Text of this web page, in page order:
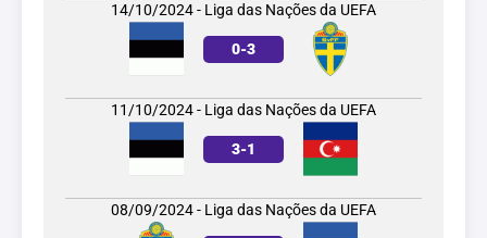
14/10/2024 - Liga das Nações da UEFA
0-3
11/10/2024 - Liga das Nações da UEFA
3-1
08/09/2024 - Liga das Nações da UEFA